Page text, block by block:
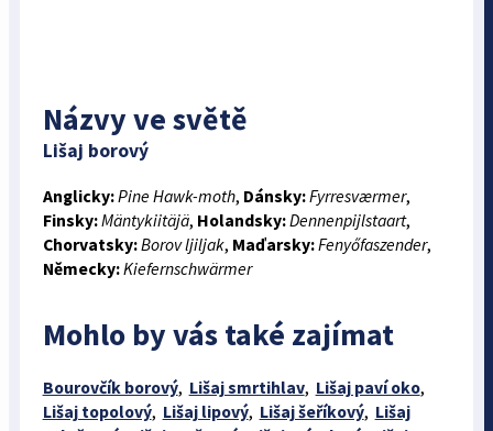
Názvy ve světě
Lišaj borový
Anglicky:Pine Hawk-moth, Dánsky:Fyrresværmer,
Finsky:Mäntykiitäjä, Holandsky:Dennenpijlstaart,
Chorvatsky:Borov ljiljak, Maďarsky:Fenyőfaszender,
Německy:Kiefernschwärmer
Mohlo by vás také zajímat
Bourovčík borový, Lišaj smrtihlav, Lišaj paví oko,
Lišaj topolový, Lišaj lipový, Lišaj šeříkový, Lišaj